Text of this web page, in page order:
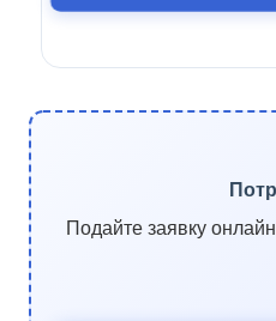
Подайте заявку